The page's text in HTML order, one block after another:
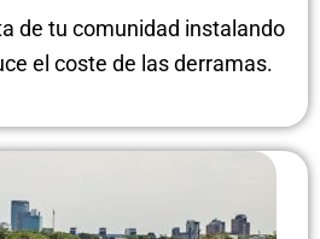
de tu comunidad instalando
el coste de las derramas.